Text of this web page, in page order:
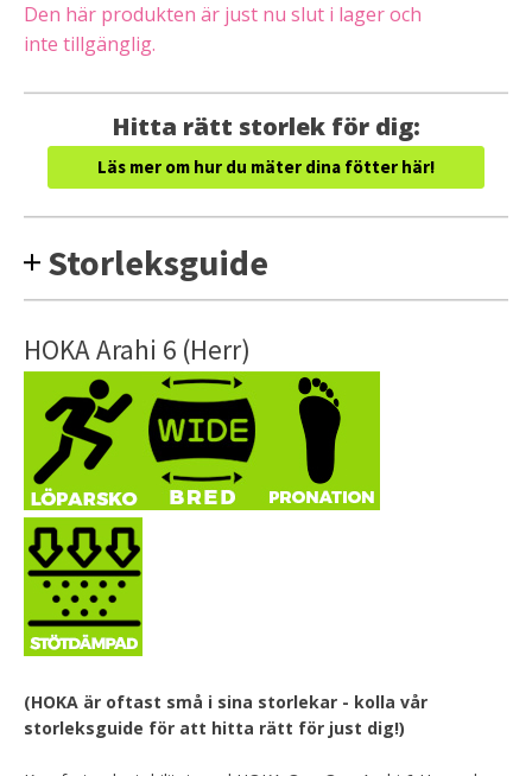
Den här produkten är just nu slut i lager och
inte tillgänglig.
Hitta rätt storlek för dig:
Läs mer om hur du mäter dina fötter här!
Storleksguide
HOKA Arahi 6 (Herr)
(HOKA är oftast små i sina storlekar - kolla vår
storleksguide för att hitta rätt för just dig!)